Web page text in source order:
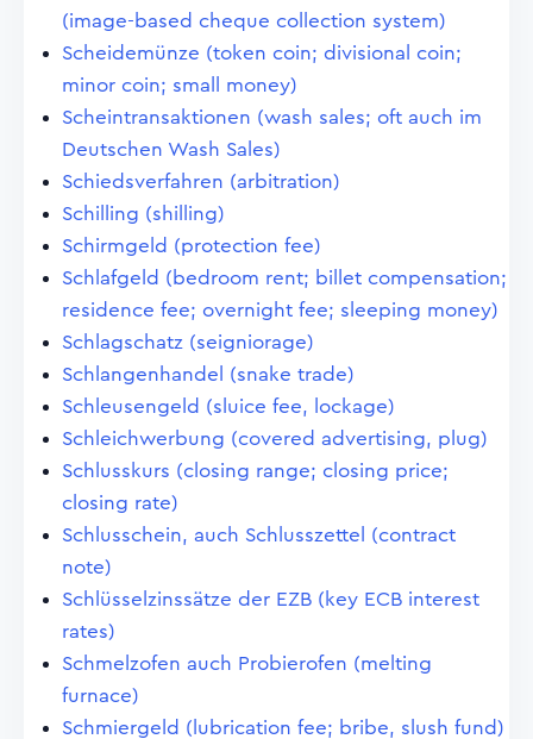
(image-based cheque collection system)
Scheidemünze (token coin; divisional coin;
minor coin; small money)
Scheintransaktionen (wash sales; oft auch im
Deutschen Wash Sales)
Schiedsverfahren (arbitration)
Schilling (shilling)
Schirmgeld (protection fee)
Schlafgeld (bedroom rent; billet compensation;
residence fee; overnight fee; sleeping money)
Schlagschatz (seigniorage)
Schlangenhandel (snake trade)
Schleusengeld (sluice fee, lockage)
Schleichwerbung (covered advertising, plug)
Schlusskurs (closing range; closing price;
closing rate)
Schlusschein, auch Schlusszettel (contract
note)
Schlüsselzinssätze der EZB (key ECB interest
rates)
Schmelzofen auch Probierofen (melting
furnace)
Schmiergeld (lubrication fee; bribe, slush fund)